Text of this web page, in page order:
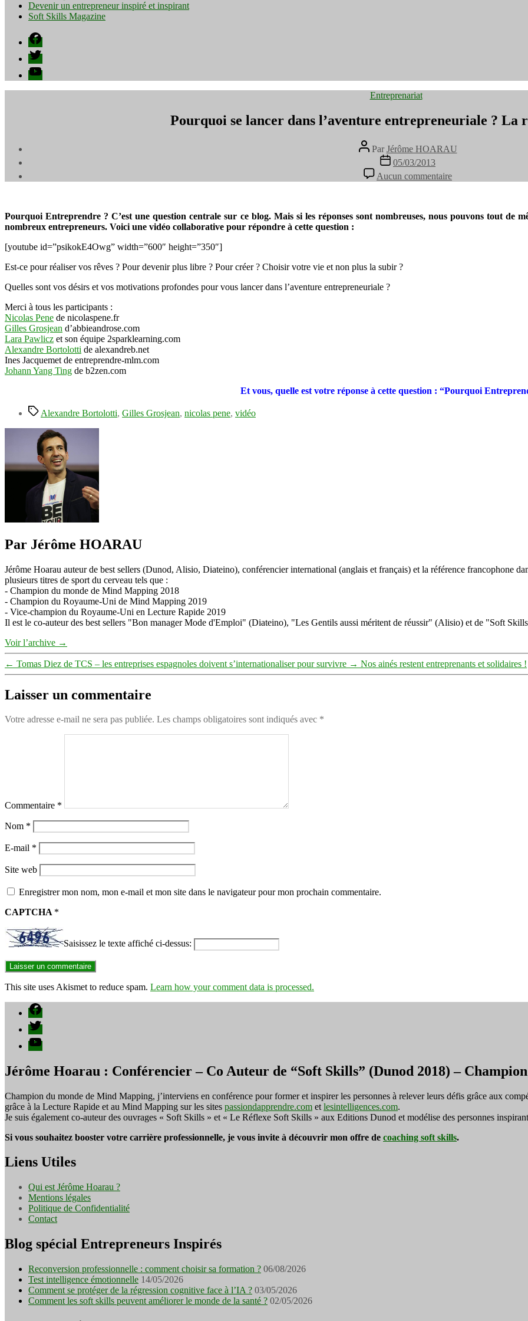
Devenir un entrepreneur inspiré et inspirant
Soft Skills Magazine
Facebook
Twitter
YouTube
Catégories
Entreprenariat
Pourquoi se lancer dans l’aventure entrepreneuriale ? La
Auteur
de
l’article
Par Jérôme HOARAU
Date
l’article
05/03/2013
Aucun commentaire
Pourquoi
dans
Pourquoi Entreprendre ? C’est une question centrale sur ce blog. Mais si les réponses sont nombreuses, nous pouvons tout de
nombreux entrepreneurs. Voici une vidéo collaborative pour répondre à cette question :
[youtube id=”psikokE4Owg” width=”600″ height=”350″]
Est-ce pour réaliser vos rêves ? Pour devenir plus libre ? Pour créer ? Choisir votre vie et non plus la subir ?
Quelles sont vos désirs et vos motivations profondes pour vous lancer dans l’aventure entrepreneuriale ?
Merci à tous les participants :
Nicolas Pene de nicolaspene.fr
Gilles Grosjean d’abbieandrose.com
Lara Pawlicz et son équipe 2sparklearning.com
Alexandre Bortolotti de alexandreb.net
Ines Jacquemet de entreprendre-mlm.com
Johann Yang Ting de b2zen.com
Et vous, quelle est votre réponse à cette question : “Pourquoi
Étiquettes
Alexandre Bortolotti, Gilles Grosjean, nicolas pene, vidéo
Par Jérôme HOARAU
Jérôme Hoarau auteur de best sellers (Dunod, Alisio, Diateino), conférencier international (anglais et français) et la référence francophone
plusieurs titres de sport du cerveau tels que :
- Champion du monde de Mind Mapping 2018
- Champion du Royaume-Uni de Mind Mapping 2019
- Vice-champion du Royaume-Uni en Lecture Rapide 2019
Il est le co-auteur des best sellers "Bon manager Mode d'Emploi" (Diateino), "Les Gentils aussi méritent de réussir" (Alisio) et de "Soft
Voir l’archive →
← Tomas Diez de TCS – les entreprises espagnoles doivent s’internationaliser pour survivre → Nos ainés restent entreprenants et solidaires !
Laisser un commentaire
Votre adresse e-mail ne sera pas publiée. Les champs obligatoires sont indiqués avec *
Commentaire *
Nom *
E-mail *
Site web
Enregistrer mon nom, mon e-mail et mon site dans le navigateur pour mon prochain commentaire.
CAPTCHA *
Saisissez le texte affiché ci-dessus:
This site uses Akismet to reduce spam. Learn how your comment data is processed.
Facebook
Twitter
YouTube
Jérôme Hoarau : Conférencier – Co Auteur de “Soft Skills” (Dunod 2018) –
Champion du monde de Mind Mapping, j’interviens en conférence pour former et inspirer les personnes à relever leurs défis grâce aux
grâce à la Lecture Rapide et au Mind Mapping sur les sites passiondapprendre.com et lesintelligences.com.
Je suis également co-auteur des ouvrages « Soft Skills » et « Le Réflexe Soft Skills » aux Editions Dunod et modélise des personnes
Si vous souhaitez booster votre carrière professionnelle, je vous invite à découvrir mon offre de coaching soft skills.
Liens Utiles
Qui est Jérôme Hoarau ?
Mentions légales
Politique de Confidentialité
Contact
Blog spécial Entrepreneurs Inspirés
Reconversion professionnelle : comment choisir sa formation ? 06/08/2026
Test intelligence émotionnelle 14/05/2026
Comment se protéger de la régression cognitive face à l’IA ? 03/05/2026
Comment les soft skills peuvent améliorer le monde de la santé ? 02/05/2026